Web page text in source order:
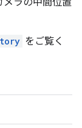
をご覧く